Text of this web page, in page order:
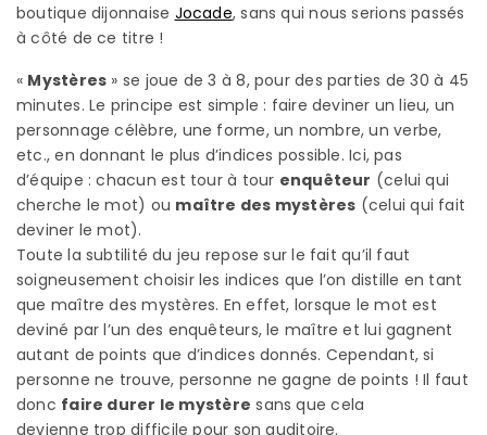
boutique dijonnaise Jocade, sans qui nous serions passés
à côté de ce titre !
« Mystères » se joue de 3 à 8, pour des parties de 30 à 45
minutes. Le principe est simple : faire deviner un lieu, un
personnage célèbre, une forme, un nombre, un verbe,
etc., en donnant le plus d’indices possible. Ici, pas
d’équipe : chacun est tour à tour enquêteur (celui qui
cherche le mot) ou maître des mystères (celui qui fait
deviner le mot).
Toute la subtilité du jeu repose sur le fait qu’il faut
soigneusement choisir les indices que l’on distille en tant
que maître des mystères. En effet, lorsque le mot est
deviné par l’un des enquêteurs, le maître et lui gagnent
autant de points que d’indices donnés. Cependant, si
personne ne trouve, personne ne gagne de points ! Il faut
donc faire durer le mystère sans que cela
devienne trop difficile pour son auditoire.